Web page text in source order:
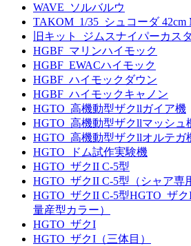
WAVE_ソルバルウ
TAKOM_1/35_シュコーダ 42cm
旧キット_ジムスナイパーカス
HGBF_マリンハイモック
HGBF_EWACハイモック
HGBF_ハイモックダウン
HGBF_ハイモックキャノン
HGTO_高機動型ザクllガイア機
HGTO_高機動型ザクllマッシュ
HGTO_高機動型ザクllオルテガ
HGTO_ドム試作実験機
HGTO_ザクII C-5型
HGTO_ザクII C-5型（シャア専
HGTO_ザクII C-5型HGTO_ザ
量産型カラー）
HGTO_ザクI
HGTO_ザクI（三体目）